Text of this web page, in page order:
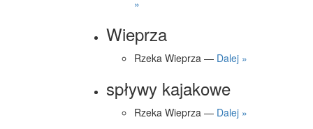
»
Wieprza
Rzeka Wieprza — Dalej »
spływy kajakowe
Rzeka Wieprza — Dalej »